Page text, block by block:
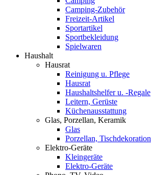
Camping-Zubehör
Freizeit-Artikel
Sportartikel
Sportbekleidung
Spielwaren
Haushalt
Hausrat
Reinigung u. Pflege
Hausrat
Haushaltshelfer u. -Regale
Leitern, Gerüste
Küchenausstattung
Glas, Porzellan, Keramik
Glas
Porzellan, Tischdekoration
Elektro-Geräte
Kleingeräte
Elektro-Geräte